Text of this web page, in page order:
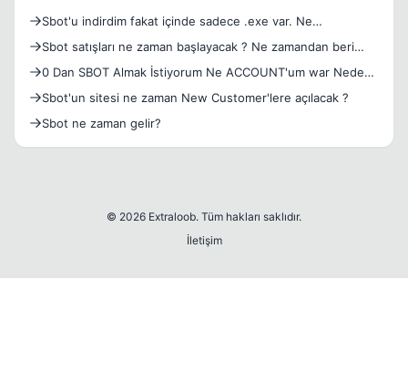
Sbot'u indirdim fakat içinde sadece .exe var. Ne
yapmalıyım.
Sbot satışları ne zaman başlayacak ? Ne zamandan beri
kapalı
0 Dan SBOT Almak İstiyorum Ne ACCOUNT'um war Nede
Sbot'um.
Sbot'un sitesi ne zaman New Customer'lere açılacak ?
Sbot ne zaman gelir?
© 2026 Extraloob. Tüm hakları saklıdır.
İletişim